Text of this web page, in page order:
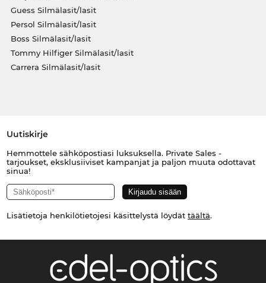
Guess Silmälasit/lasit
Persol Silmälasit/lasit
Boss Silmälasit/lasit
Tommy Hilfiger Silmälasit/lasit
Carrera Silmälasit/lasit
Uutiskirje
Hemmottele sähköpostiasi luksuksella. Private Sales -
tarjoukset, eksklusiiviset kampanjat ja paljon muuta odottavat
sinua!
Lisätietoja henkilötietojesi käsittelystä löydät täältä.